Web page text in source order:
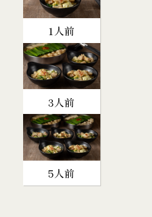
1人前
3人前
5人前